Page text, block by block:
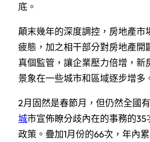
底。
顛末幾年的深度調控，房地產市
疲態，加之相干部分對房地產開
真個監管，讓企業壓力倍增，新
景象在一些城市和區域逐步增多
2月固然是春節月，但仍然全國
城市宣佈瞭分歧內在的事務的35
政策。疊加1月份的66次，年內